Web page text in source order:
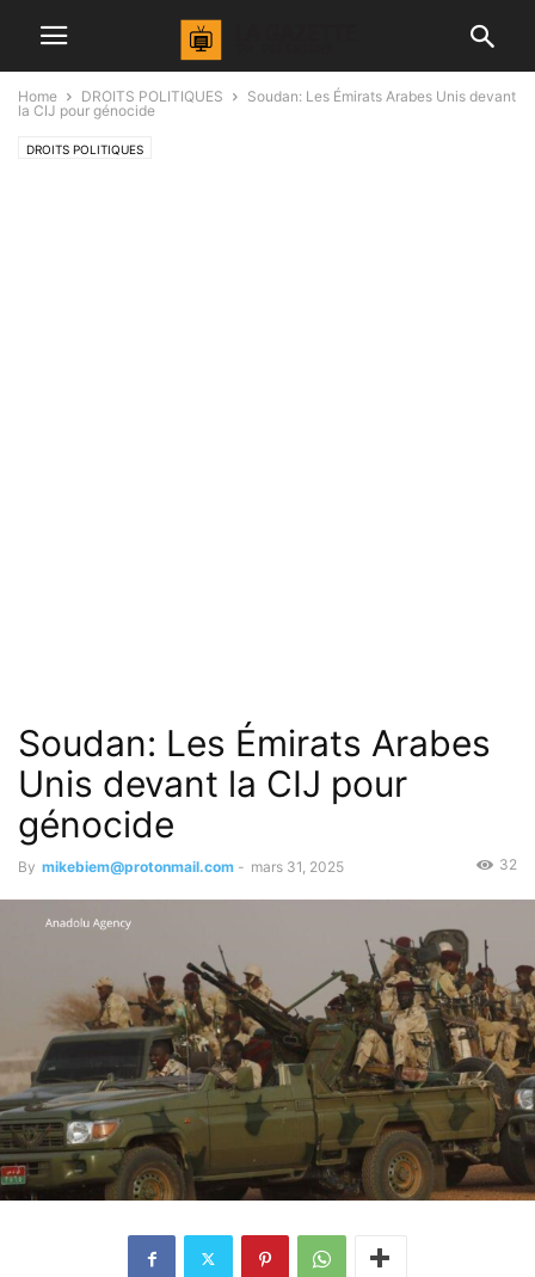
Home DROITS POLITIQUES
Soudan: Les Émirats Arabes Unis devant
la CIJ pour génocide
DROITS POLITIQUES
Soudan: Les Émirats Arabes
Unis devant la CIJ pour
génocide
By mikebiem@protonmail.com - mars 31, 2025 32